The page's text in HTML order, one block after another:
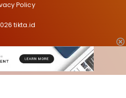
Policy
tikta.id